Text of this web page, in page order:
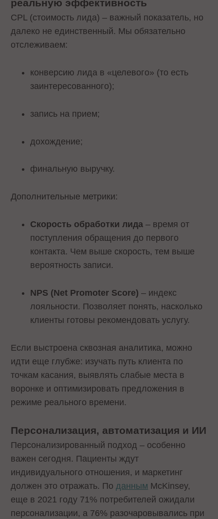
реальную эффективность
CPL (стоимость лида) – важный показатель, но
далеко не единственный. Мы обязательно
отслеживаем:
конверсию лида в «целевого» (то есть
заинтересованного);
запись на прием;
дохождение;
финальную выручку.
Дополнительные метрики:
Скорость обработки лида– время от
поступления обращения до первого
контакта. Чем выше скорость, тем выше
вероятность записи.
NPS (Net Promoter Score) – индекс
лояльности. Позволяет понять, насколько
клиенты готовы рекомендовать услугу.
Если выстроена сквозная аналитика, можно
идти еще глубже: изучать путь клиента по
точкам касания, выявлять слабые места в
воронке и оптимизировать предложения в
режиме реального времени.
Персонализация, автоматизация и ИИ
Персонализированный подход – особенно
важен сегодня. Пациенты ждут
индивидуального отношения, и маркетинг
должен это отражать. Поданным McKinsey,
еще в 2021 году 71% потребителей ожидали
персонализации, а 76% разочаровывались при